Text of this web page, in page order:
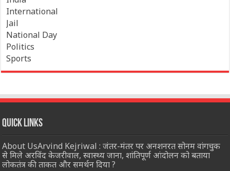
International
Jail
National Day
Politics
Sports
Quick Links
About UsArvind Kejriwal : जंतर-मंतर पर अनशनरत सोनम वांगचुक
से मिले अरविंद केजरीवाल, स्वास्थ्य जाना, शांतिपूर्ण आंदोलन को बताया
लोकतंत्र की ताकत और समर्थन दिया ?